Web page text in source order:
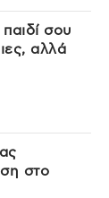
σου
αλλά
στο